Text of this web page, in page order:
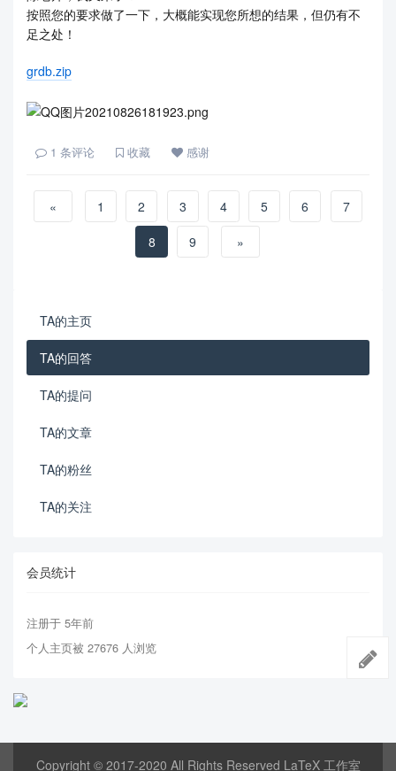
按照您的要求做了一下，大概能实现您所想的结果，但仍有不
足之处！
grdb.zip
1 条评论 收藏 感谢
« 1 2 3 4 5 6
7
8
9 »
TA的主页
TA的回答
TA的提问
TA的文章
TA的粉丝
TA的关注
会员统计
注册于 5年前
个人主页被 27676 人浏览
Copyright © 2017-2020 All Rights Reserved LaTeX 工作室